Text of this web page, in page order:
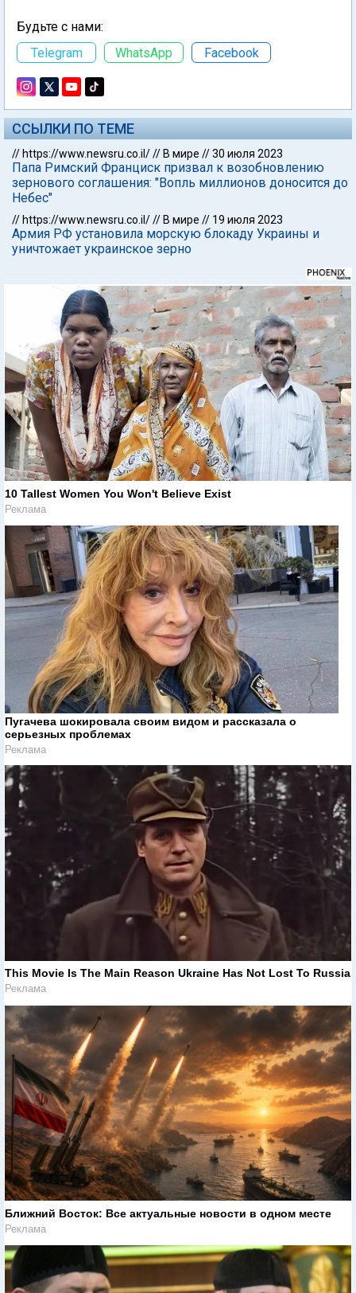
Будьте с нами:
Telegram
WhatsApp Facebook
ССЫЛКИ ПО ТЕМЕ
// https://www.newsru.co.il/// В мире //30 июля 2023
Папа Римский Франциск призвал к возобновлению
зернового соглашения: "Вопль миллионов доносится до
Небес"
// https://www.newsru.co.il/// В мире // 19 июля 2023
Армия РФ установила морскую блокаду Украины и
уничтожает украинское зерно
10 Tallest Women You Won't Believe Exist
Реклама
Пугачева шокировала своим видом и рассказала о
серьезных проблемах
Реклама
This Movie Is The Main Reason Ukraine Has Not Lost To Russia
Реклама
Ближний Восток: Все актуальные новости в одном месте
Реклама